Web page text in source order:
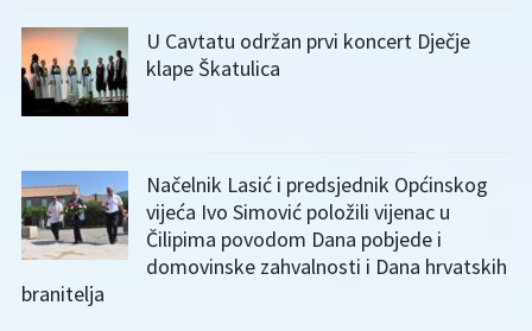
U Cavtatu održan prvi koncert Dječje
klape Škatulica
Načelnik Lasić i predsjednik Općinskog
vijeća Ivo Simović položili vijenac u
Čilipima povodom Dana pobjede i
domovinske zahvalnosti i Dana hrvatskih
branitelja